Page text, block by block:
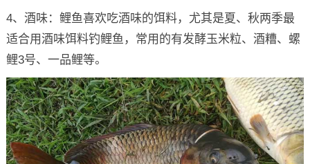
4、酒味：鲤鱼喜欢吃酒味的饵料，尤其是夏、秋两季最
适合用酒味饵料钓鲤鱼，常用的有发酵玉米粒、酒糟、螺
鲤3号、一品鲤等。